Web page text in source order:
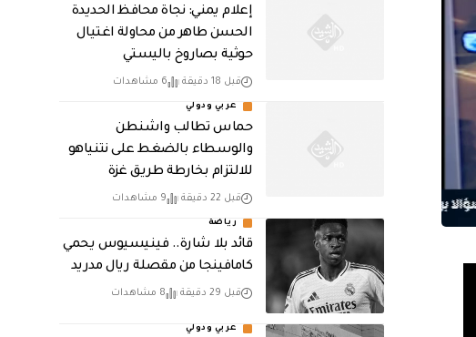
إعلام يمني: نجاة محافظ الحديدة
الحسن طاهر من محاولة اغتيال
حوثية بصاروخ باليستي
قبل 18 دقيقة 6 مشاهدات
عربي ودولي
حماس تطالب واشنطن
والوسطاء بالضغط على نتنياهو
للالتزام بخارطة طريق غزة
قبل 22 دقيقة 9 مشاهدات
رياضة
قائد بلا شارة.. فينيسيوس يحمي
كامافينجا من مقصلة ريال مدريد
قبل 29 دقيقة 8 مشاهدات
عربي ودولي